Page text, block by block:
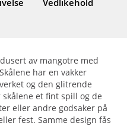
Vedlikehold
av mangotre med
har en vakker
og den glitrende
et fint spill og de
eller andre godsaker på
fest. Samme design fås